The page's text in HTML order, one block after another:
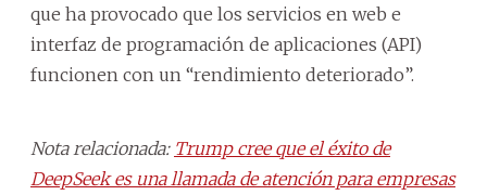
que ha provocado que los servicios en web e
interfaz de programación de aplicaciones (API)
funcionen con un “rendimiento deteriorado”.
Nota relacionada: Trump cree que el éxito de
DeepSeek es una llamada de atención para empresas